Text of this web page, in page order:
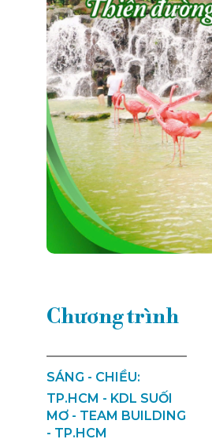
Chương trình
SÁNG - CHIỀU:
TP.HCM - KDL SUỐI
MƠ - TEAM BUILDING
- TP.HCM